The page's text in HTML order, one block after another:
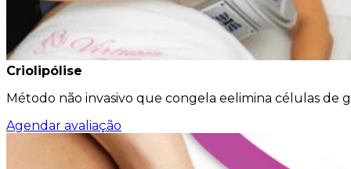
Criolipólise
Método não invasivo que congela eelimina células de
Agendar avaliação